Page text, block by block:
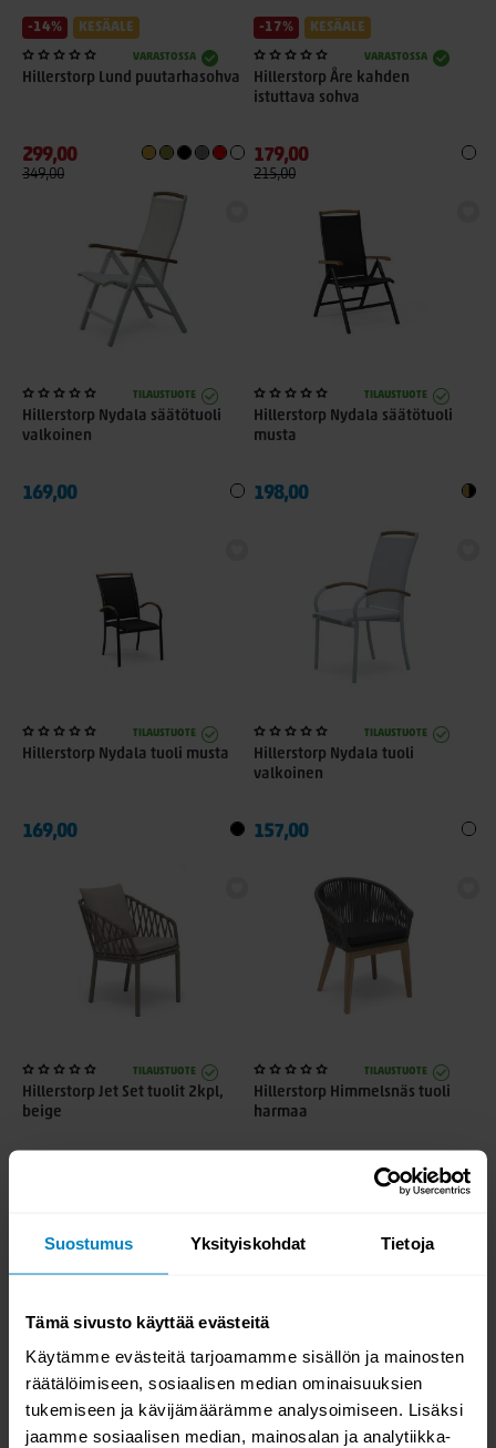
Suostumus Yksityiskohdat Tietoja
Tämä sivusto käyttää evästeitä
Käytämme evästeitä tarjoamamme sisällön ja mainosten
räätälöimiseen, sosiaalisen median ominaisuuksien
tukemiseen ja kävijämäärämme analysoimiseen. Lisäksi
jaamme sosiaalisen median, mainosalan ja analytiikka-
-14% KESÄALE
VARASTOSSA
Hillerstorp Lund puutarhasohva
299,00
349,00
-17% KESÄALE
VARASTOSSA
Hillerstorp Åre kahden
istuttava sohva
179,00
215,00
TILAUSTUOTE
Hillerstorp Nydala säätötuoli
valkoinen
169,00
TILAUSTUOTE
Hillerstorp Nydala säätötuoli
musta
198,00
TILAUSTUOTE
Hillerstorp Nydala tuoli musta
169,00
TILAUSTUOTE
Hillerstorp Nydala tuoli
valkoinen
157,00
TILAUSTUOTE
Hillerstorp Jet Set tuolit 2kpl,
beige
TILAUSTUOTE
Hillerstorp Himmelsnäs tuoli
harmaa
-6% KESÄALE
VARASTOSSA
Hillerstorp Hånger säätötuoli,
TILAUSTUOTE
Hillerstorp Hånger pyöreä